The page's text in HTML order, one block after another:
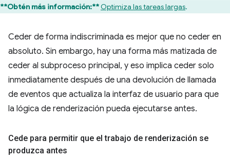
**Obtén más información:**Optimiza las tareas largas.
Ceder de forma indiscriminada es mejor que no ceder en
absoluto. Sin embargo, hay una forma más matizada de
ceder al subproceso principal, y eso implica ceder solo
inmediatamente después de una devolución de llamada
de eventos que actualiza la interfaz de usuario para que
la lógica de renderización pueda ejecutarse antes.
Cede para permitir que el trabajo de renderización se
produzca antes